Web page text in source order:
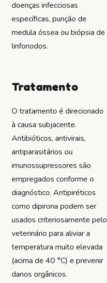
doenças infecciosas
específicas, punção de
medula óssea ou biópsia de
linfonodos.
Tratamento
O tratamento é direcionado
à causa subjacente.
Antibióticos, antivirais,
antiparasitários ou
imunossupressores são
empregados conforme o
diagnóstico. Antipiréticos
como dipirona podem ser
usados criteriosamente pelo
veterinário para aliviar a
temperatura muito elevada
(acima de 40 °C) e prevenir
danos orgânicos.